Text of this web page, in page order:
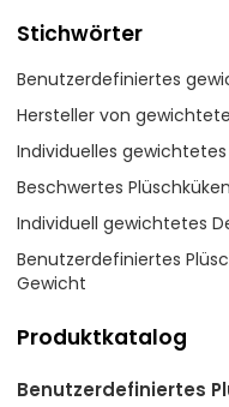
Stichwörter
Benutzerdefiniertes
Hersteller von
Individuelles
Beschwertes Plüschküken
Individuell gewichtetes
Benutzerdefiniertes
Gewicht
Produktkatalog
Benutzerdefiniertes